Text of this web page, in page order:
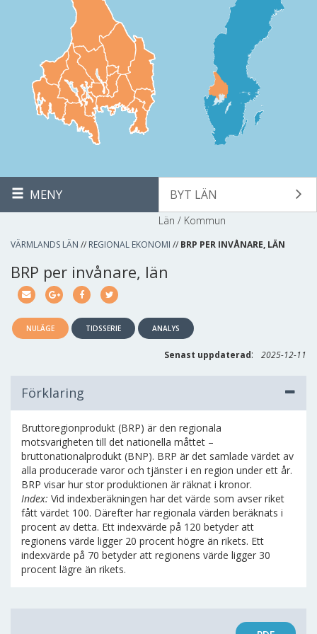
MENY BYT LÄN
Län / Kommun
VÄRMLANDS LÄN // REGIONAL EKONOMI // BRP PER INVÅNARE, LÄN
BRP per invånare, län
NULÄGE TIDSSERIE ANALYS
Senast uppdaterad: 2025-12-11
Förklaring
Bruttoregionprodukt (BRP) är den regionala
motsvarigheten till det nationella måttet –
bruttonationalprodukt (BNP). BRP är det samlade värdet av
alla producerade varor och tjänster i en region under ett år.
BRP visar hur stor produktionen är räknat i kronor.
Index: Vid indexberäkningen har det värde som avser riket
fått värdet 100. Därefter har regionala värden beräknats i
procent av detta. Ett indexvärde på 120 betyder att
regionens värde ligger 20 procent högre än rikets. Ett
indexvärde på 70 betyder att regionens värde ligger 30
procent lägre än rikets.